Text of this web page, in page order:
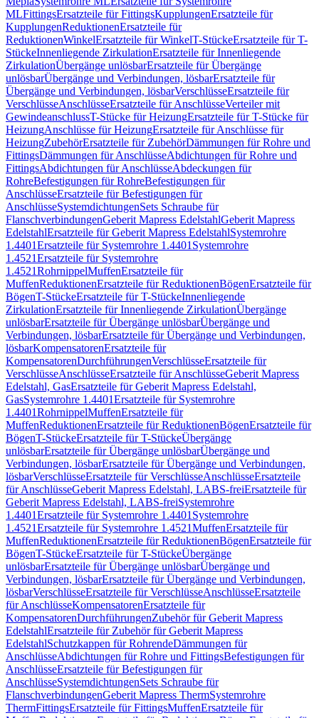
MLFittingsErsatzteile für FittingsKupplungenErsatzteile für
KupplungenReduktionenErsatzteile für
ReduktionenWinkelErsatzteile für WinkelT-StückeErsatzteile für T-
StückeInnenliegende ZirkulationErsatzteile für Innenliegende
ZirkulationÜbergänge unlösbarErsatzteile für Übergänge
unlösbarÜbergänge und Verbindungen, lösbarErsatzteile für
Übergänge und Verbindungen, lösbarVerschlüsseErsatzteile für
VerschlüsseAnschlüsseErsatzteile für AnschlüsseVerteiler mit
GewindeanschlussT-Stücke für HeizungErsatzteile für T-Stücke für
HeizungAnschlüsse für HeizungErsatzteile für Anschlüsse für
HeizungZubehörErsatzteile für ZubehörDämmungen für Rohre und
FittingsDämmungen für AnschlüsseAbdichtungen für Rohre und
FittingsAbdichtungen für AnschlüsseAbdeckungen für
RohreBefestigungen für RohreBefestigungen für
AnschlüsseErsatzteile für Befestigungen für
AnschlüsseSystemdichtungenSets Schraube für
FlanschverbindungenGeberit Mapress EdelstahlGeberit Mapress
EdelstahlErsatzteile für Geberit Mapress EdelstahlSystemrohre
1.4401Ersatzteile für Systemrohre 1.4401 Systemrohre
1.4521Ersatzteile für Systemrohre
1.4521RohrnippelMuffenErsatzteile für
MuffenReduktionenErsatzteile für ReduktionenBögenErsatzteile für
BögenT-StückeErsatzteile für T-StückeInnenliegende
ZirkulationErsatzteile für Innenliegende ZirkulationÜbergänge
unlösbarErsatzteile für Übergänge unlösbarÜbergänge und
Verbindungen, lösbarErsatzteile für Übergänge und Verbindungen,
lösbarKompensatorenErsatzteile für
KompensatorenDurchführungenVerschlüsseErsatzteile für
VerschlüsseAnschlüsseErsatzteile für AnschlüsseGeberit Mapress
Edelstahl, GasErsatzteile für Geberit Mapress Edelstahl,
GasSystemrohre 1.4401Ersatzteile für Systemrohre
1.4401RohrnippelMuffenErsatzteile für
MuffenReduktionenErsatzteile für ReduktionenBögenErsatzteile für
BögenT-StückeErsatzteile für T-StückeÜbergänge
unlösbarErsatzteile für Übergänge unlösbarÜbergänge und
Verbindungen, lösbarErsatzteile für Übergänge und Verbindungen,
lösbarVerschlüsseErsatzteile für VerschlüsseAnschlüsseErsatzteile
für AnschlüsseGeberit Mapress Edelstahl, LABS-freiErsatzteile für
Geberit Mapress Edelstahl, LABS-freiSystemrohre
1.4401Ersatzteile für Systemrohre 1.4401 Systemrohre
1.4521Ersatzteile für Systemrohre 1.4521MuffenErsatzteile für
MuffenReduktionenErsatzteile für ReduktionenBögenErsatzteile für
BögenT-StückeErsatzteile für T-StückeÜbergänge
unlösbarErsatzteile für Übergänge unlösbarÜbergänge und
Verbindungen, lösbarErsatzteile für Übergänge und Verbindungen,
lösbarVerschlüsseErsatzteile für VerschlüsseAnschlüsseErsatzteile
für AnschlüsseKompensatorenErsatzteile für
KompensatorenDurchführungenZubehör für Geberit Mapress
EdelstahlErsatzteile für Zubehör für Geberit Mapress
EdelstahlSchutzkappen für RohrendeDämmungen für
AnschlüsseAbdichtungen für Rohre und FittingsBefestigungen für
AnschlüsseErsatzteile für Befestigungen für
AnschlüsseSystemdichtungenSets Schraube für
FlanschverbindungenGeberit Mapress ThermSystemrohre
ThermFittingsErsatzteile für FittingsMuffenErsatzteile für